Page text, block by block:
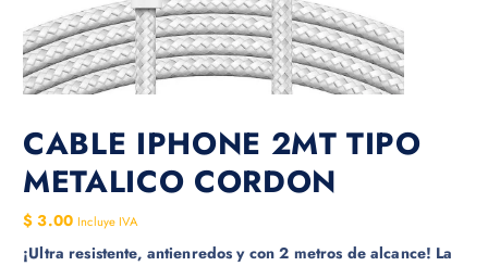
CABLE IPHONE 2MT TIPO
METALICO CORDON
$ 3.00 Incluye IVA
¡Ultra resistente, antienredos y con 2 metros de alcance! La